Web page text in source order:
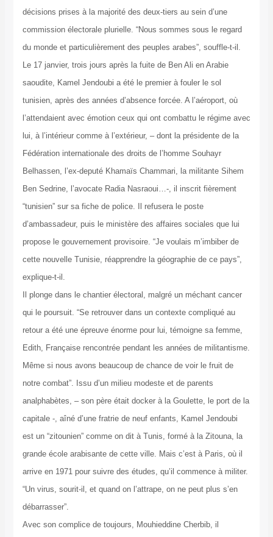
décisions prises à la majorité des deux-tiers au sein d’une
commission électorale plurielle. “Nous sommes sous le regard
du monde et particulièrement des peuples arabes”, souffle-t-il.
Le 17 janvier, trois jours après la fuite de Ben Ali en Arabie
saoudite, Kamel Jendoubi a été le premier à fouler le sol
tunisien, après des années d’absence forcée. A l’aéroport, où
l’attendaient avec émotion ceux qui ont combattu le régime avec
lui, à l’intérieur comme à l’extérieur, – dont la présidente de la
Fédération internationale des droits de l’homme Souhayr
Belhassen, l’ex-deputé Khamaïs Chammari, la militante Sihem
Ben Sedrine, l’avocate Radia Nasraoui…-, il inscrit fièrement
“tunisien” sur sa fiche de police. Il refusera le poste
d’ambassadeur, puis le ministère des affaires sociales que lui
propose le gouvernement provisoire. “Je voulais m’imbiber de
cette nouvelle Tunisie, réapprendre la géographie de ce pays”,
explique-t-il.
Il plonge dans le chantier électoral, malgré un méchant cancer
qui le poursuit. “Se retrouver dans un contexte compliqué au
retour a été une épreuve énorme pour lui, témoigne sa femme,
Edith, Française rencontrée pendant les années de militantisme.
Même si nous avons beaucoup de chance de voir le fruit de
notre combat”. Issu d’un milieu modeste et de parents
analphabètes, – son père était docker à la Goulette, le port de la
capitale -, aîné d’une fratrie de neuf enfants, Kamel Jendoubi
est un “zitounien” comme on dit à Tunis, formé à la Zitouna, la
grande école arabisante de cette ville. Mais c’est à Paris, où il
arrive en 1971 pour suivre des études, qu’il commence à militer.
“Un virus, sourit-il, et quand on l’attrape, on ne peut plus s’en
débarrasser”.
Avec son complice de toujours, Mouhieddine Cherbib, il